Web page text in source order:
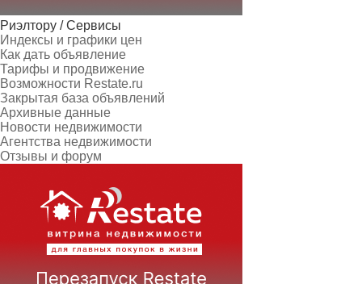
Риэлтору / Сервисы
Индексы и графики цен
Как дать объявление
Тарифы и продвижение
Возможности Restate.ru
Закрытая база объявлений
Архивные данные
Новости недвижимости
Агентства недвижимости
Отзывы и форум